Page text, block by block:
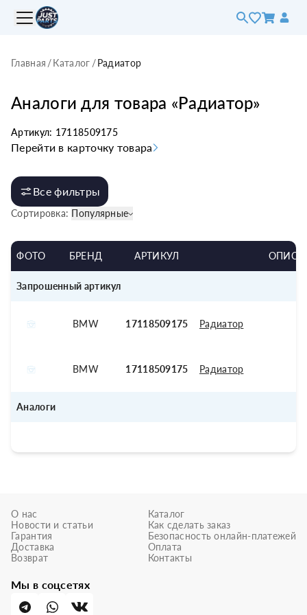
Главная /Каталог /Радиатор
Аналоги для товара «Радиатор»
Артикул: 17118509175
Перейти в карточку товара
Все фильтры
Сортировка: Популярные
ФОТО БРЕНД АРТИКУЛ
Запрошенный артикул
BMW 17118509175 Радиатор
BMW 17118509175 Радиатор
Аналоги
О нас
Новости и статьи
Гарантия
Доставка
Возврат
Каталог
Как сделать заказ
Безопасность онлайн-платежей
Оплата
Контакты
Мы в соцсетях